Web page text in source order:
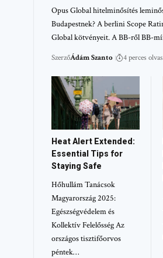
Opus Global hitelminősítés
Budapestnek? A berlini Scope
Global kötvényeit. A BB-ről BB-
SzerzőÁdám Szanto 4 perces
Heat Alert Extended:
Essential Tips for
Staying Safe
Hőhullám Tanácsok
Magyarország 2025:
Egészségvédelem és
Kollektív Felelősség Az
országos tisztifőorvos
péntek…